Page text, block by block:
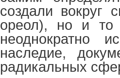
создали вокруг
ореол), но и то
неоднократно
наследие,
радикальных